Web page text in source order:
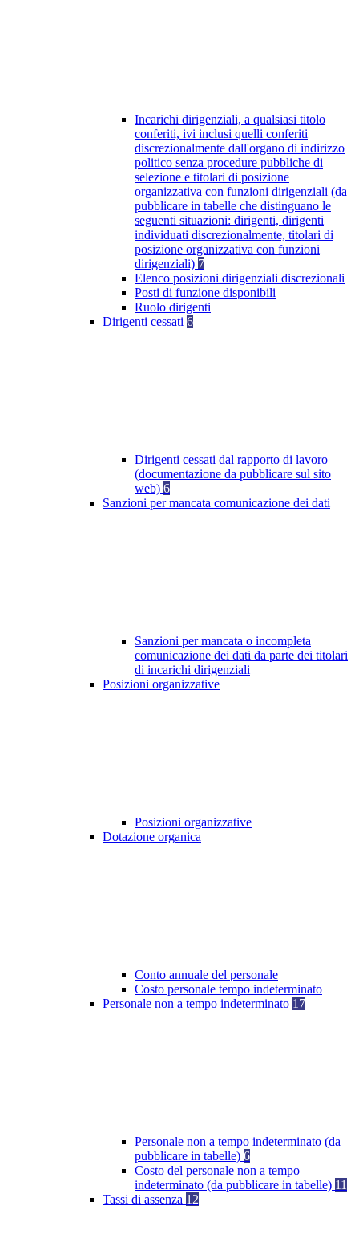
Incarichi dirigenziali, a qualsiasi titolo
conferiti, ivi inclusi quelli conferiti
discrezionalmente dall'organo di indirizzo
politico senza procedure pubbliche di
selezione e titolari di posizione
organizzativa con funzioni dirigenziali (da
pubblicare in tabelle che distinguano le
seguenti situazioni: dirigenti, dirigenti
individuati discrezionalmente, titolari di
posizione organizzativa con funzioni
dirigenziali) 7
Elenco posizioni dirigenziali discrezionali
Posti di funzione disponibili
Ruolo dirigenti
Dirigenti cessati 6
Dirigenti cessati dal rapporto di lavoro
(documentazione da pubblicare sul sito
web) 6
Sanzioni per mancata comunicazione dei dati
Sanzioni per mancata o incompleta
comunicazione dei dati da parte dei titolari
di incarichi dirigenziali
Posizioni organizzative
Posizioni organizzative
Dotazione organica
Conto annuale del personale
Costo personale tempo indeterminato
Personale non a tempo indeterminato 17
Personale non a tempo indeterminato (da
pubblicare in tabelle) 6
Costo del personale non a tempo
indeterminato (da pubblicare in tabelle) 11
Tassi di assenza 12